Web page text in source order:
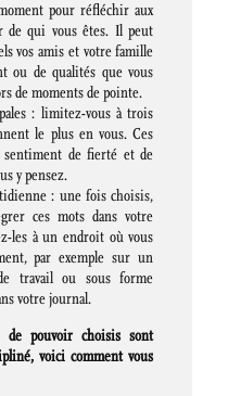
pour réfléchir aux
de qui vous êtes. Il peut
vos amis et votre famille
ou de qualités que vous
de moments de pointe.
: limitez-vous à trois
le plus en vous. Ces
sentiment de fierté et de
y pensez.
: une fois choisis,
ces mots dans votre
les à un endroit où vous
par exemple sur un
travail ou sous forme
votre journal.
de pouvoir choisis sont
voici comment vous